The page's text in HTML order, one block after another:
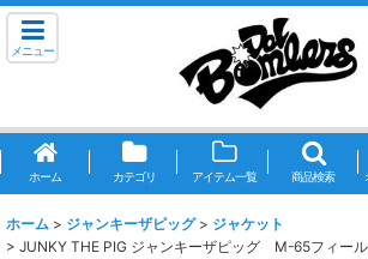
メニュー
ホーム カテゴリ アイテム一覧 商品検索
ホーム > ジャンキーザピッグ > ジャケット
> JUNKY THE PIG ジャンキーザピッグ M-65フィー